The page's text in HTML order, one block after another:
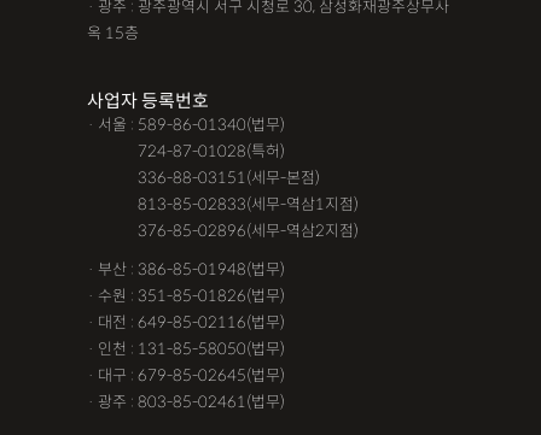
· 광주 : 광주광역시 서구 시청로 30, 삼성화재광주상무사
옥 15층
사업자 등록번호
· 서울 : 589-86-01340(법무)
724-87-01028(특허)
336-88-03151(세무-본점)
813-85-02833(세무-역삼1지점)
376-85-02896(세무-역삼2지점)
· 부산 : 386-85-01948(법무)
· 수원 : 351-85-01826(법무)
· 대전 : 649-85-02116(법무)
· 인천 : 131-85-58050(법무)
· 대구 : 679-85-02645(법무)
· 광주 : 803-85-02461(법무)